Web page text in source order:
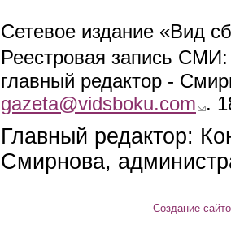
Сетевое издание «Вид
Реестровая запись СМИ:
главный редактор -
gazeta@vidsboku.com (link
.
Главный редактор:
Смирнова,
Создание